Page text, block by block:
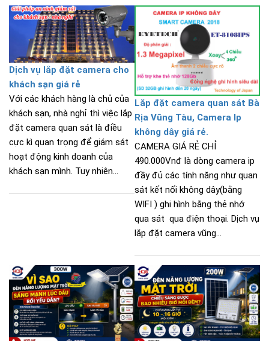
Dịch vụ lắp đặt camera cho
khách sạn giá rẻ
Với các khách hàng là chủ của
khách sạn, nhà nghỉ thì việc lắp
đặt camera quan sát là điều
cực kì quan trọng để giám sát
hoạt động kinh doanh của
khách sạn mình. Tuy nhiên...
Lắp đặt camera quan sát Bà
Rịa Vũng Tàu, Camera Ip
không dây giá rẻ.
CAMERA GIÁ RẺ CHỈ
490.000Vnđ là dòng camera ip
đầy đủ các tính năng như quan
sát kết nối không dây(bằng
WIFI ) ghi hình bằng thẻ nhớ
qua sát qua điện thoại. Dịch vụ
lắp đặt camera vũng...